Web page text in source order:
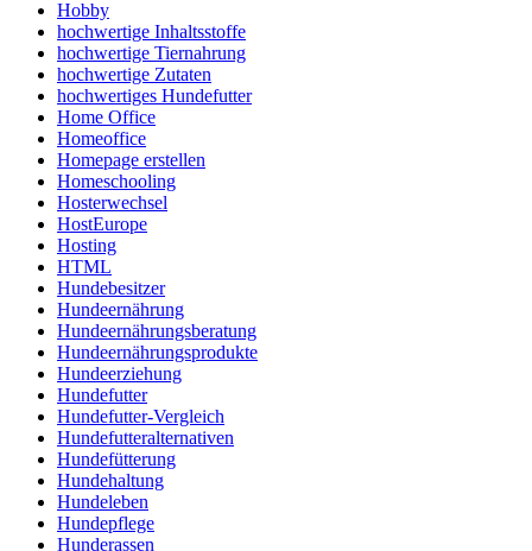
Hobby
hochwertige Inhaltsstoffe
hochwertige Tiernahrung
hochwertige Zutaten
hochwertiges Hundefutter
Home Office
Homeoffice
Homepage erstellen
Homeschooling
Hosterwechsel
HostEurope
Hosting
HTML
Hundebesitzer
Hundeernährung
Hundeernährungsberatung
Hundeernährungsprodukte
Hundeerziehung
Hundefutter
Hundefutter-Vergleich
Hundefutteralternativen
Hundefütterung
Hundehaltung
Hundeleben
Hundepflege
Hunderassen